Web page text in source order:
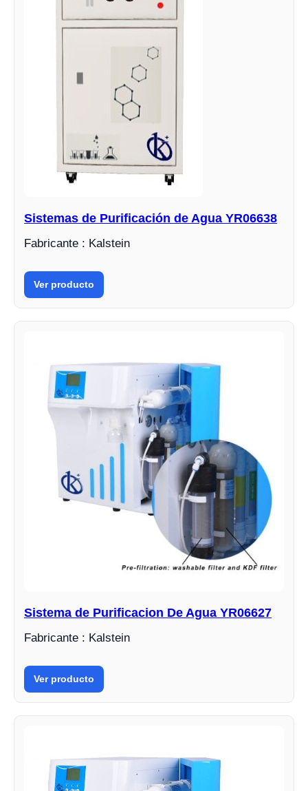
Sistemas de Purificación de Agua YR06638
Fabricante : Kalstein
Ver producto
Sistema de Purificacion De Agua YR06627
Fabricante : Kalstein
Ver producto